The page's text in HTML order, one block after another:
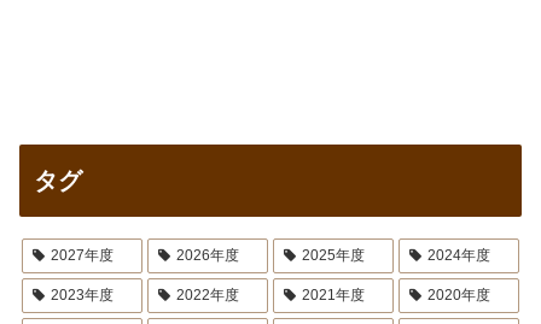
タグ
2027年度 2026年度 2025年度 2024年度
2023年度 2022年度 2021年度 2020年度